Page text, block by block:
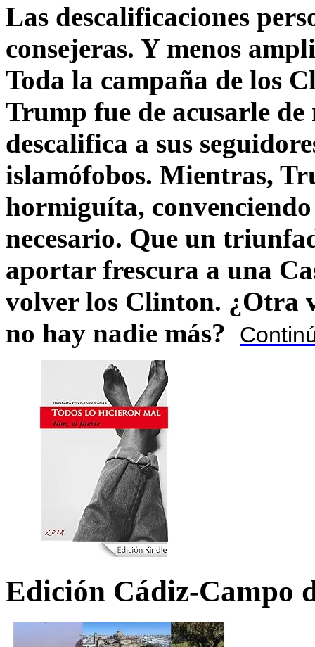
Las descalificaciones
consejeras. Y menos
Toda la campaña de los
Trump fue de acusarle
descalifica a sus
islamófobos. Mientras,
hormiguíta,
necesario. Que un
aportar frescura a una
volver los Clinton. ¿Otra
no hay nadie más?
Edición Cádiz-Campo